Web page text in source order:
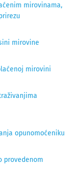
mirovinama,
mirovine
mirovini
opunomoćeniku
provedenom